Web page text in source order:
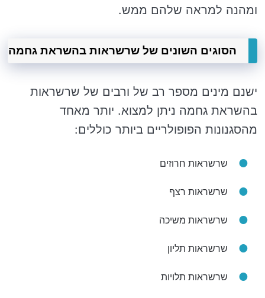
ומהנה למראה שלהם ממש.
הסוגים השונים של שרשראות בהשראת גחמה
ישנם מינים מספר רב של ורבים של שרשראות
בהשראת גחמה ניתן למצוא. יותר מאחד
מהסגנונות הפופולריים ביותר כוללים:
שרשראות חרוזים
שרשראות רצף
שרשראות משיכה
שרשראות תליון
שרשראות תלויות